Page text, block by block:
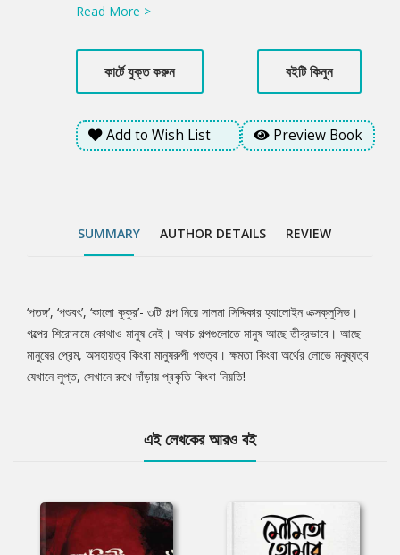
আছে তীব্রভাবে। আছে মানুষের প্রেম, অসহায়ত্ব কিংবা মানুষরুপী পশুত্ব।
কিংবা নিয়তি!
Read More >
কার্টে যুক্ত করুন বইটি কিনুন
Add to Wish List Preview Book
SUMMARY AUTHOR DETAILS REVIEW
Tab
Article
‘পতঙ্গ’, ‘পশুবৎ’, ‘কালো কুকুর’- ৩টি গল্প নিয়ে সালমা সিদ্দিকার হ্যালোইন এক্সক্লুসিভ।
গল্পের শিরোনামে কোথাও মানুষ নেই। অথচ গল্পগুলোতে মানুষ আছে তীব্রভাবে। আছে
মানুষের প্রেম, অসহায়ত্ব কিংবা মানুষরুপী পশুত্ব। ক্ষমতা কিংবা অর্থের লোভে মনুষ্যত্ব
যেখানে লুপ্ত, সেখানে রুখে দাঁড়ায় প্রকৃতি কিংবা নিয়তি!
এই লেখকের আরও বই